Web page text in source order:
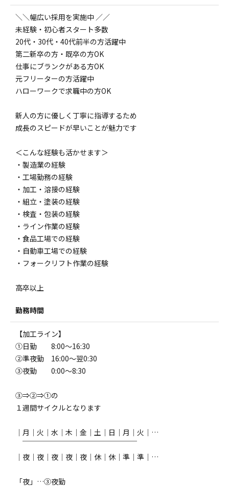
＼＼幅広い採用を実施中 ／／
未経験・初心者スタート多数
20代・30代・40代前半の方活躍中
第二新卒の方・既卒の方OK
仕事にブランクがある方OK
元フリーターの方活躍中
ハローワークで求職中の方OK
新人の方に優しく丁寧に指導するため
成長のスピードが早いことが魅力です
＜こんな経験も活かせます＞
・製造業の経験
・工場勤務の経験
・加工・溶接の経験
・組立・塗装の経験
・検査・包装の経験
・ライン作業の経験
・食品工場での経験
・自動車工場での経験
・フォークリフト作業の経験
高卒以上
勤務時間
【加工ライン】
①日勤 8:00～16:30
②準夜勤 16:00～翌0:30
③夜勤 0:00～8:30
③⇒②⇒①の
１週間サイクルとなります
│月│火│水│木│金│土│日│月│火│…
￣￣￣￣￣￣￣￣￣￣￣￣￣￣￣￣
│夜│夜│夜│夜│夜│休│休│準│準│…
「夜」…③夜勤